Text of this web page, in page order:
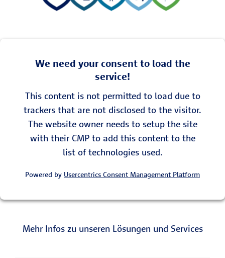
We need your consent to load the
service!
This content is not permitted to load due to
trackers that are not disclosed to the visitor.
The website owner needs to setup the site
with their CMP to add this content to the
list of technologies used.
Powered by Usercentrics Consent Management Platform
Mehr Infos zu unseren Lösungen und Services